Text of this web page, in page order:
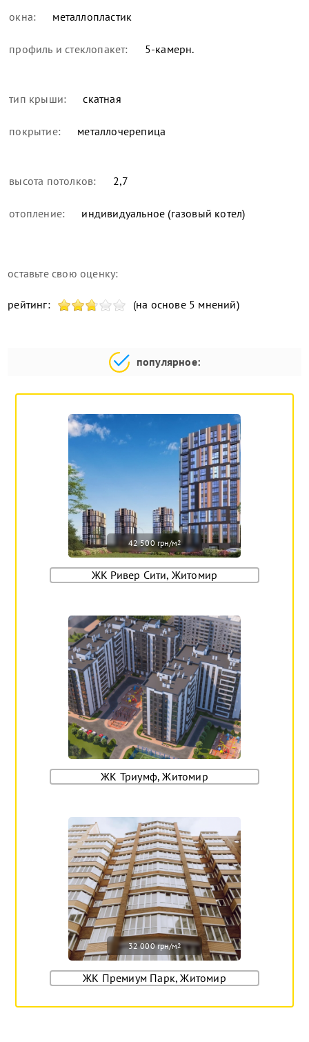
окна: металлопластик
профиль и стеклопакет: 5-камерн.
тип крыши: скатная
покрытие: металлочерепица
высота потолков: 2,7
отопление: индивидуальное (газовый котел)
оставьте свою оценку:
рейтинг: (на основе 5 мнений)
популярное:
42 500 грн/м2
ЖК Ривер Сити, Житомир
ЖК Триумф, Житомир
32 000 грн/м2
ЖК Премиум Парк, Житомир